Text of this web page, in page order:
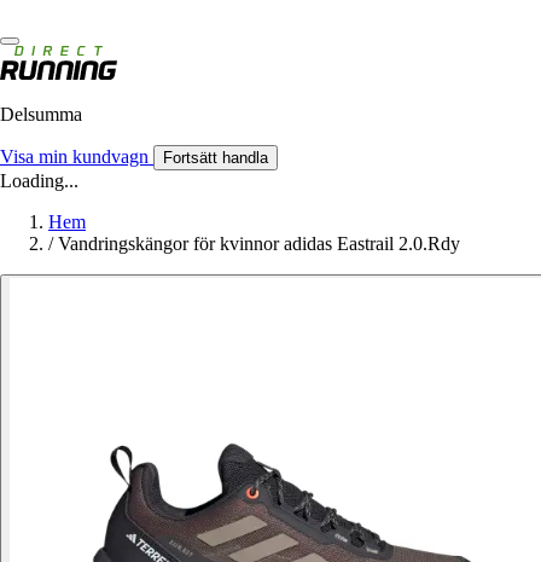
Delsumma
Visa min kundvagn Fortsätt handla
Loading...
Hem
/ Vandringskängor för kvinnor adidas Eastrail 2.0.Rdy